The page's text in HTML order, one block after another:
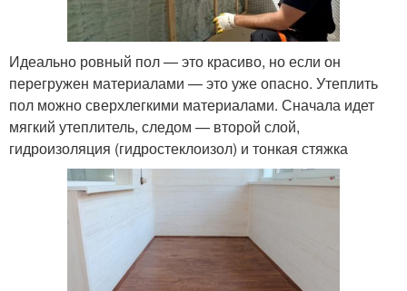
Идеально ровный пол — это красиво, но если он
перегружен материалами — это уже опасно. Утеплить
пол можно сверхлегкими материалами. Сначала идет
мягкий утеплитель, следом — второй слой,
гидроизоляция (гидростеклоизол) и тонкая стяжка